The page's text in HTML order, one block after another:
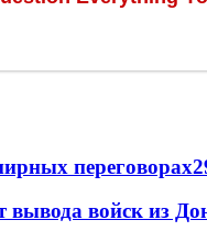
переговорах
войск из